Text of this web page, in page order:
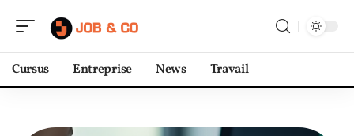
Cursus Entreprise News Travail